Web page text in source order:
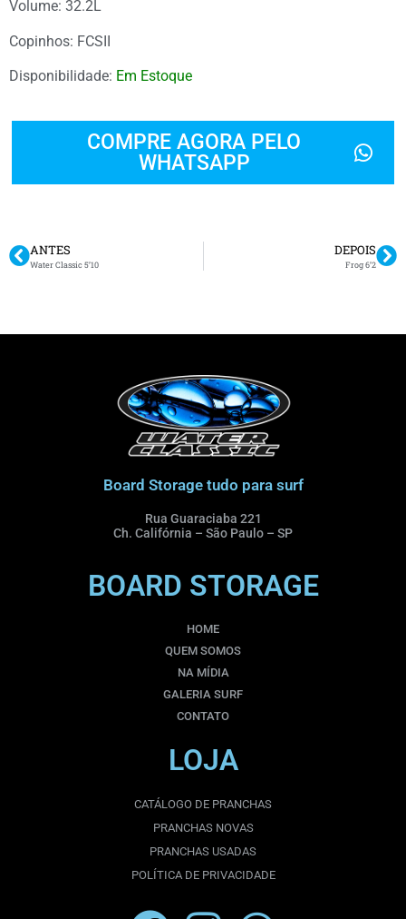
Volume: 32.2L
Copinhos: FCSII
Disponibilidade: Em Estoque
COMPRE AGORA PELO
WHATSAPP
ANTES
Water Classic 5’10
DEPOIS
Frog 6’2
Board Storage tudo para surf
Rua Guaraciaba 221
Ch. Califórnia – São Paulo – SP
BOARD STORAGE
HOME
QUEM SOMOS
NA MÍDIA
GALERIA SURF
CONTATO
LOJA
CATÁLOGO DE PRANCHAS
PRANCHAS NOVAS
PRANCHAS USADAS
POLÍTICA DE PRIVACIDADE